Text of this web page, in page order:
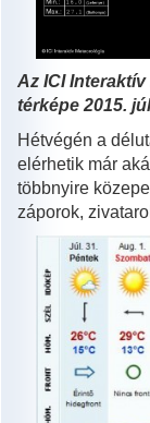
Az ICIInteraktív
térképe 2015.
Hétvégén a
elérhetik már
többnyire
záporok,